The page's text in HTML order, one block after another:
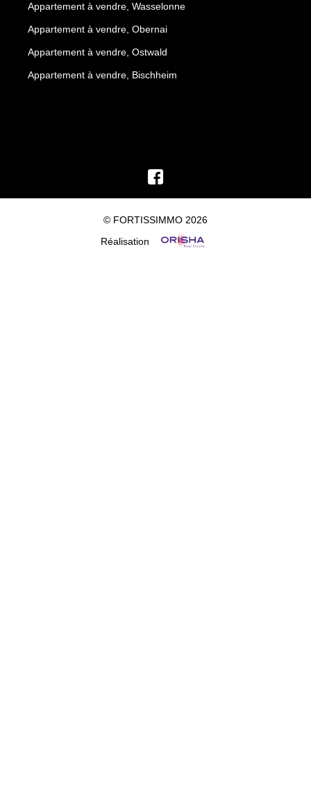
Appartement à vendre, Wasselonne
Appartement à vendre, Obernai
Appartement à vendre, Ostwald
Appartement à vendre, Bischheim
© FORTISSIMMO 2026
Réalisation